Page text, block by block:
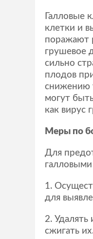
Галловые
клетки и
поражают
грушевое
сильно
плодов
снижению
могут
как вирус
Меры по
Для
для
Удалять
сжигать